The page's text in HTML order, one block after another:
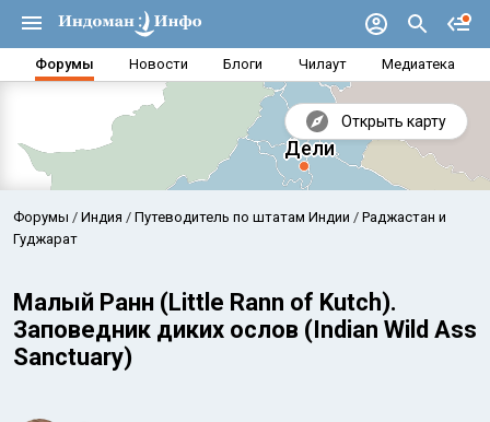
Форумы Новости Блоги Чилаут Медиатека
Открыть карту
Форумы Индия Путеводитель по штатам Индии
Раджастан и
Гуджарат
Малый Ранн (Little Rann of Kutch).
Заповедник диких ослов (Indian Wild Ass
Sanctuary)